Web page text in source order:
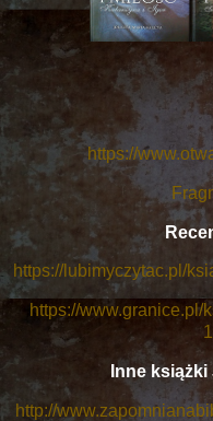
https://
https://lubimyczytac.pl/
https://www.granice.pl/
Inne
http://